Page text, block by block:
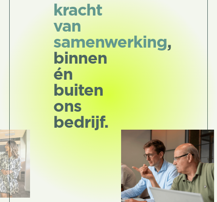
kracht
van
samenwerking,
binnen
én
buiten
ons
bedrijf.